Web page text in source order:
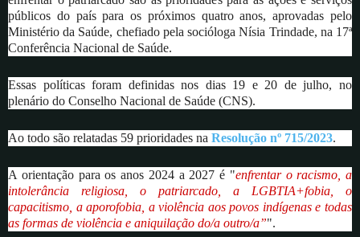
públicos do país para os próximos quatro anos, aprovadas pelo
Ministério da Saúde, chefiado pela socióloga Nísia Trindade, na 17ª
Conferência Nacional de Saúde.
Essas políticas foram definidas nos dias 19 e 20 de julho, no
plenário do Conselho Nacional de Saúde (CNS).
Ao todo são relatadas 59 prioridades na Resolução nº 715/2023.
A orientação para os anos 2024 a 2027 é "enfrentar o racismo, a
intolerância religiosa, o patriarcado, a LGBTIA+fobia, o
capacitismo, a aporofobia, a violência aos povos indígenas e todas
as formas de violência e aniquilação do/a outro/a”".